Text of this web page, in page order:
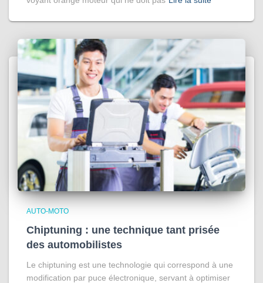
AUTO-MOTO
Chiptuning : une technique tant prisée
des automobilistes
Le chiptuning est une technologie qui correspond à une
modification par puce électronique, servant à optimiser